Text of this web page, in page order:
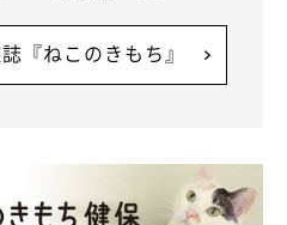
『ねこのきもち』